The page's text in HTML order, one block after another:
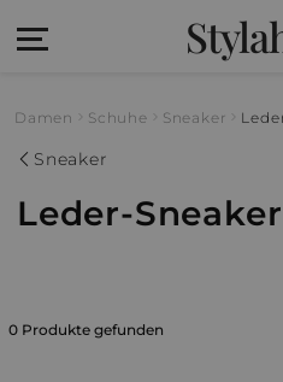
Damen Schuhe Sneaker
Sneaker
Leder-
0 Produkte gefunden